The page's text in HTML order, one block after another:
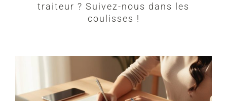
traiteur ? Suivez-nous dans les
coulisses !